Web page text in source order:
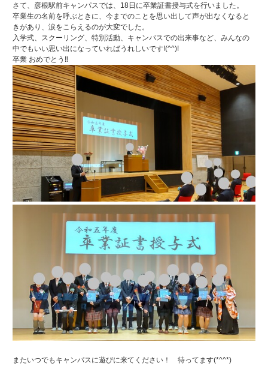
さて、彦根駅前キャンパスでは、18日に卒業証書授与式を行いました。
卒業生の名前を呼ぶときに、今までのことを思い出して声が出なくなると
きがあり、涙をこらえるのが大変でした。
入学式、スクーリング、特別活動、キャンパスでの出来事など、みんなの
中でもいい思い出になっていればうれしいです!(^^)!
卒業 おめでとう‼
またいつでもキャンパスに遊びに来てください！ 待ってます(*^^*)